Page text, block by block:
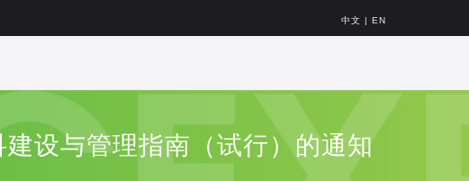
中文 | EN
设与管理指南（试行）的通知